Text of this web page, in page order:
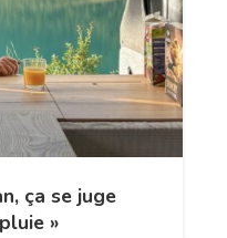
ça se juge
»